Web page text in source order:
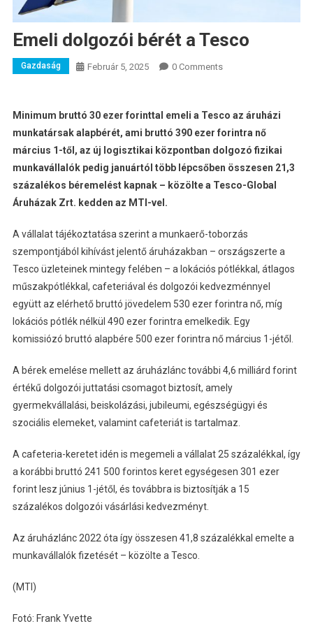
Emeli dolgozói bérét a Tesco
Gazdaság Február 5, 2025 0 Comments
Minimum bruttó 30 ezer forinttal emeli a Tesco az áruházi
munkatársak alapbérét, ami bruttó 390 ezer forintra nő
március 1-től, az új logisztikai központban dolgozó fizikai
munkavállalók pedig januártól több lépcsőben összesen 21,3
százalékos béremelést kapnak – közölte a Tesco-Global
Áruházak Zrt. kedden az MTI-vel.
A vállalat tájékoztatása szerint a munkaerő-toborzás
szempontjából kihívást jelentő áruházakban – országszerte a
Tesco üzleteinek mintegy felében – a lokációs pótlékkal, átlagos
műszakpótlékkal, cafeteriával és dolgozói kedvezménnyel
együtt az elérhető bruttó jövedelem 530 ezer forintra nő, míg
lokációs pótlék nélkül 490 ezer forintra emelkedik. Egy
komissiózó bruttó alapbére 500 ezer forintra nő március 1-jétől.
A bérek emelése mellett az áruházlánc további 4,6 milliárd forint
értékű dolgozói juttatási csomagot biztosít, amely
gyermekvállalási, beiskolázási, jubileumi, egészségügyi és
szociális elemeket, valamint cafeteriát is tartalmaz.
A cafeteria-keretet idén is megemeli a vállalat 25 százalékkal, így
a korábbi bruttó 241 500 forintos keret egységesen 301 ezer
forint lesz június 1-jétől, és továbbra is biztosítják a 15
százalékos dolgozói vásárlási kedvezményt.
Az áruházlánc 2022 óta így összesen 41,8 százalékkal emelte a
munkavállalók fizetését – közölte a Tesco.
(MTI)
Fotó: Frank Yvette